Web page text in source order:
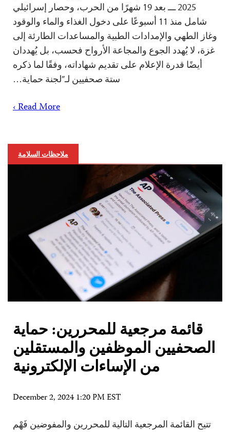
2025 ـــ بعد 19 شهرًا من الحرب، وحصار إسرائيلي
شامل منذ 11 أسبوعًا على دخول الغذاء والماء والوقود
وغاز الطهي والإمدادات الطبية والمساعدات الطارئة إلى
غزة، لا يُهدد الجوع والمجاعة الأرواح فحسب، بل يُهددان
أيضًا قدرة الإعلام على تقديم شهاداته، وفقًا لما ذكره
ستة صحفيين لـ”لجنة حماية…
Read More ›
ملاحظات السلامة
قائمة مرجعية للمحررين: حماية
الصحفيين الموظفين والمستقلين
من الإساءات الإلكترونية
December 2, 2024 1:20 PM EST
تتيح القائمة المرجعية التالية للمحررين والمفوضين فَهْم